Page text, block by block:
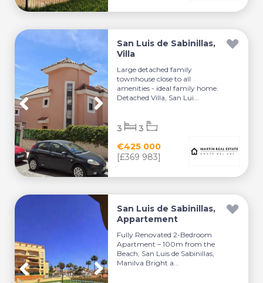
San Luis de Sabinillas,
Villa
Large detached family
townhouse close to all
amenities - ideal family home.
Detached Villa, San Lui...
€425 000
[£369 983]
3 3
San Luis de Sabinillas,
Appartement
Fully Renovated 2-Bedroom
Apartment – 100m from the
Beach, San Luis de Sabinillas,
Manilva Bright a...